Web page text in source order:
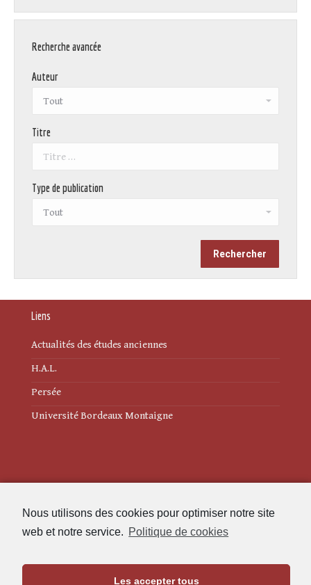
Nous utilisons des cookies pour optimiser notre site
web et notre service. Politique de cookies
Les accepter tous
Recherche avancée
Auteur
Titre
Type de publication
Liens
Actualités des études anciennes
H.A.L.
Persée
Université Bordeaux Montaigne
Politique de cookies (UE)